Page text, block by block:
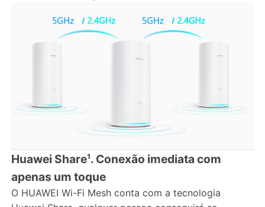
Huawei Share¹. Conexão imediata com
apenas um toque
O HUAWEI Wi-Fi Mesh conta com a tecnologia